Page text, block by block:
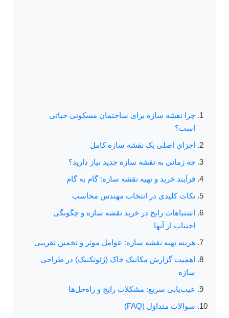
چرا نقشه سازه برای ساختمان مسکونی حیاتی
است؟
اجزای اصلی یک نقشه سازه کامل
چه زمانی به نقشه سازه جدید نیاز دارید؟
فرآیند خرید و تهیه نقشه سازه: گام به گام
نکات کلیدی در انتخاب مهندس محاسب
اشتباهات رایج در خرید نقشه سازه و چگونگی
اجتناب از آنها
هزینه تهیه نقشه سازه: عوامل موثر و تخمین تقریبی
اهمیت گزارش مکانیک خاک (ژئوتکنیک) در طراحی
سازه
عیب‌یابی سریع: مشکلات رایج و راه‌حل‌ها
سوالات متداول (FAQ)